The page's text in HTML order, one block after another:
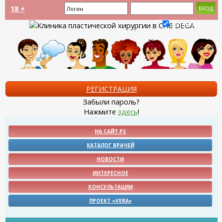
18 +
Запомнить?
РЕГИСТРАЦИЯ
Забыли пароль?
Нажмите здесь!
НА САЙТ PS
КАТАЛОГ ВРАЧЕЙ
НОВОСТИ
ИНТЕРЕСНОЕ
КОНСУЛЬТАЦИИ
ПРОЕКТ «VERA»